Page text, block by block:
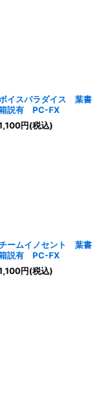
ボイスパラダイス 葉書
説有 PC-FX
円(税込)
ームイノセント 葉書
説有 PC-FX
円(税込)